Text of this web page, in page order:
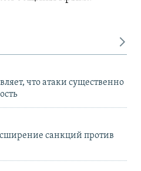
что атаки существенно
санкций против